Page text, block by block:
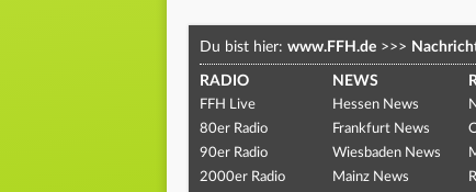
Du bist hier: www.FFH.de >>>
RADIO
FFH Live
80er Radio
90er Radio
2000er Radio
NEWS
Hessen News
Frankfurt News
Wiesbaden News
Mainz News